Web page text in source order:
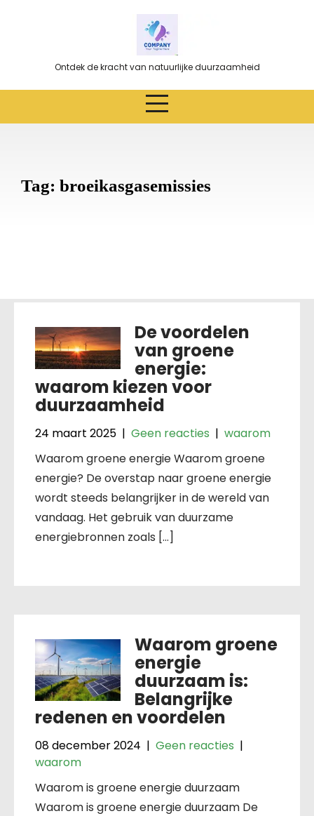
Ontdek de kracht van natuurlijke duurzaamheid
Tag: broeikasgasemissies
De voordelen
van groene
energie:
waarom kiezen voor
duurzaamheid
24 maart 2025 | Geen reacties | waarom
Waarom groene energie Waarom groene
energie? De overstap naar groene energie
wordt steeds belangrijker in de wereld van
vandaag. Het gebruik van duurzame
energiebronnen zoals […]
Waarom groene
energie
duurzaam is:
Belangrijke
redenen en voordelen
08 december 2024 | Geen reacties |
waarom
Waarom is groene energie duurzaam
Waarom is groene energie duurzaam De